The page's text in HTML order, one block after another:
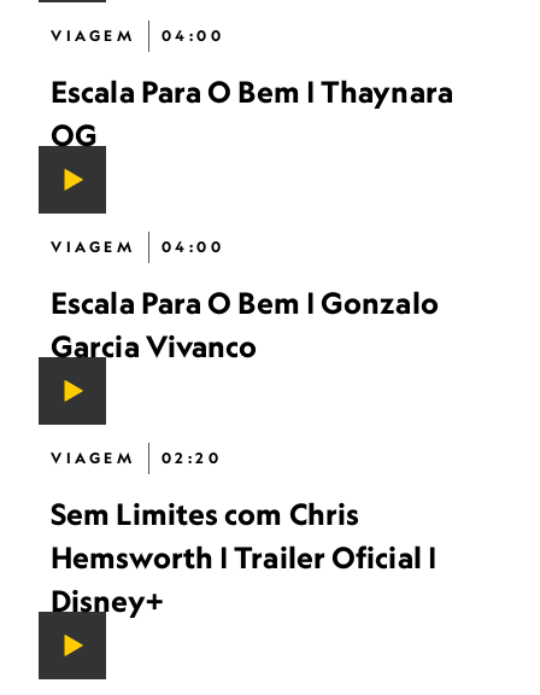
VIAGEM 04:00
Escala Para O Bem | Thaynara
OG
VIAGEM 04:00
Escala Para O Bem | Gonzalo
Garcia Vivanco
VIAGEM 02:20
Sem Limites com Chris
Hemsworth | Trailer Oficial |
Disney+